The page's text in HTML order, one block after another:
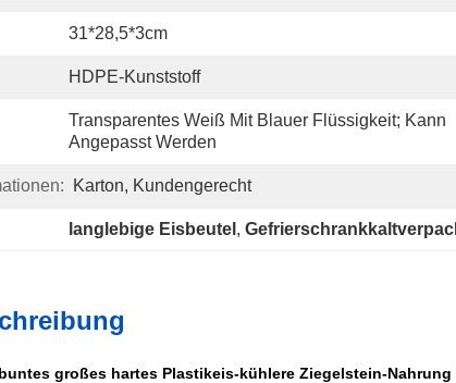
31*28,5*3cm
HDPE-Kunststoff
Transparentes Weiß Mit Blauer Flüssigkeit; Kann
Angepasst Werden
Karton, Kundengerecht
langlebige Eisbeutel ,
großes hartes Plastikeis-kühlere Ziegelstein-